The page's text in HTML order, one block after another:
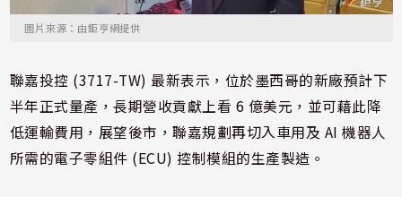
圖片來源：由鉅亨網提供
聯嘉投控 (3717-TW) 最新表示，位於墨西哥的新廠預計下
半年正式量產，長期營收貢獻上看 6 億美元，並可藉此降
低運輸費用，展望後市，聯嘉規劃再切入車用及 AI 機器人
所需的電子零組件 (ECU) 控制模組的生產製造。